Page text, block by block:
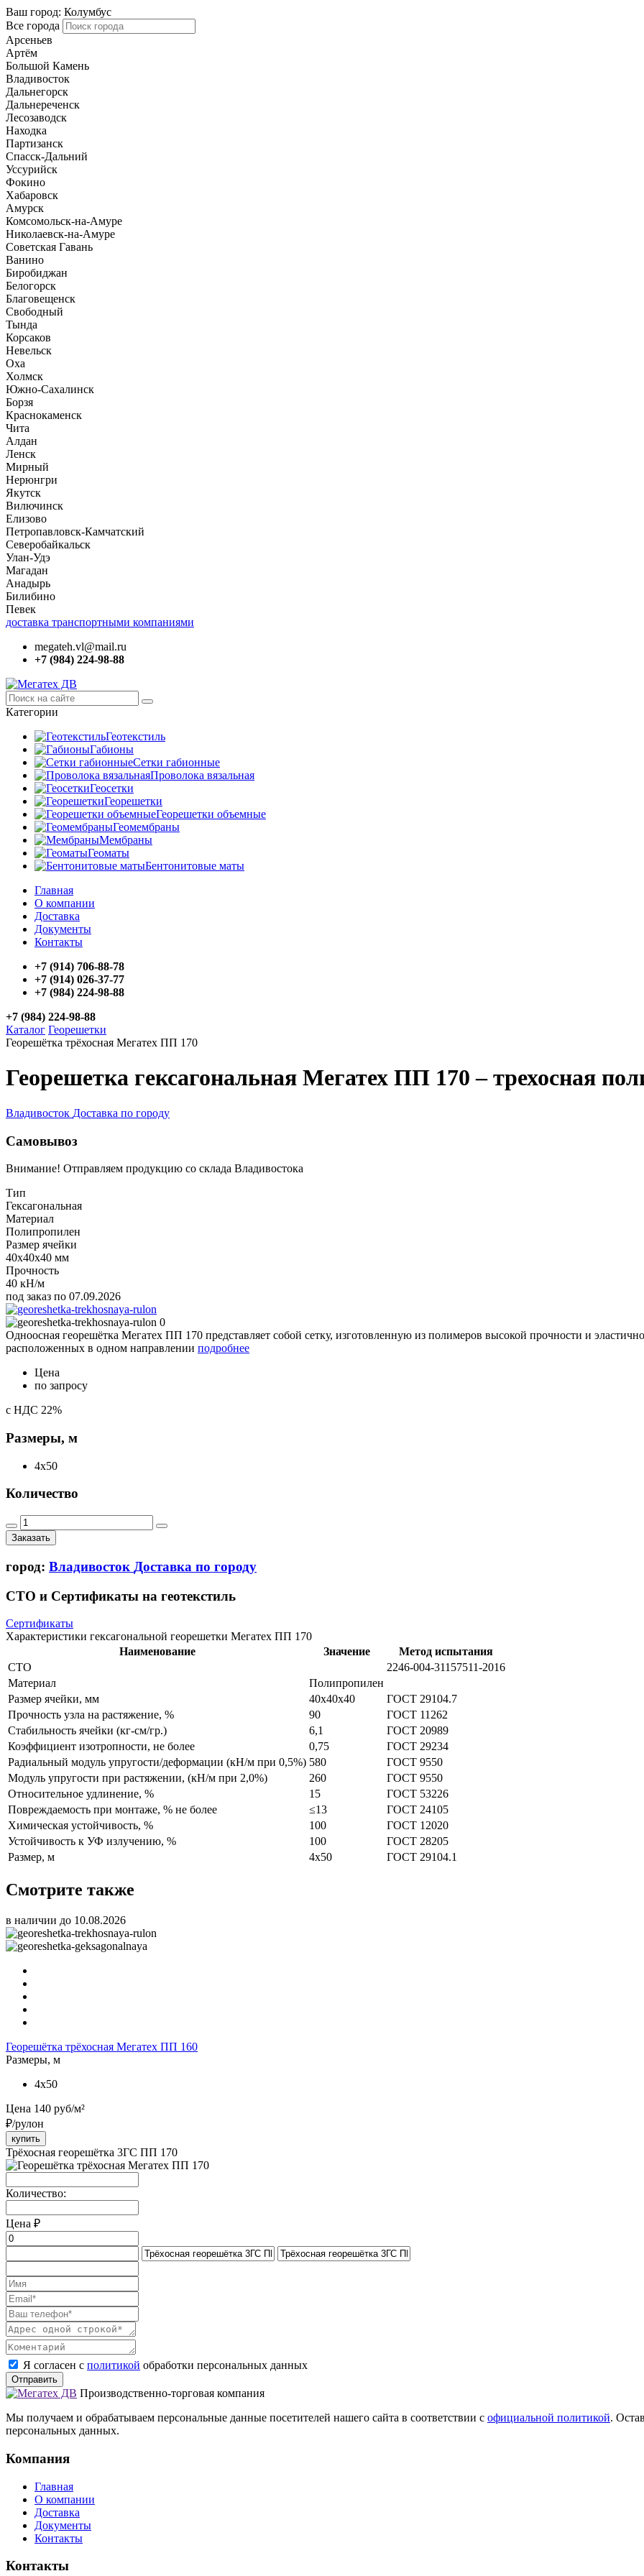
Ваш город: Колумбус
Все города
Арсеньев
Артём
Большой Камень
Владивосток
Дальнегорск
Дальнереченск
Лесозаводск
Находка
Партизанск
Спасск-Дальний
Уссурийск
Фокино
Хабаровск
Амурск
Комсомольск-на-Амуре
Николаевск-на-Амуре
Советская Гавань
Ванино
Биробиджан
Белогорск
Благовещенск
Свободный
Тында
Корсаков
Невельск
Оха
Холмск
Южно-Сахалинск
Борзя
Краснокаменск
Чита
Алдан
Ленск
Мирный
Нерюнгри
Якутск
Вилючинск
Елизово
Петропавловск-Камчатский
Северобайкальск
Улан-Удэ
Магадан
Анадырь
Билибино
Певек
доставка транспортными компаниями
megateh.vl@mail.ru
+7 (984) 224-98-88
Категории
Геотекстиль
Габионы
Сетки габионные
Проволока вязальная
Геосетки
Георешетки
Георешетки объемные
Геомембраны
Мембраны
Геоматы
Бентонитовые маты
Главная
О компании
Доставка
Документы
Контакты
+7 (914) 706-88-78
+7 (914) 026-37-77
+7 (984) 224-98-88
+7 (984) 224-98-88
Каталог Георешетки
Георешётка трёхосная Мегатех ПП 170
Георешетка гексагональная Мегатех ПП 170 – трехосная
Владивосток Доставка по городу
Самовывоз
Внимание! Отправляем продукцию со склада Владивостока
Тип
Гексагональная
Материал
Полипропилен
Размер ячейки
40x40x40 мм
Прочность
40 кН/м
под заказ по 07.09.2026
Одноосная георешётка Мегатех ПП 170 представляет собой сетку, изготовленную из полимеров высокой прочности и
расположенных в одном направлении подробнее
Цена
по запросу
с НДС 22%
Размеры, м
4x50
Количество
Заказать
город: Владивосток Доставка по городу
СТО и Сертификаты на геотекстиль
Сертификаты
Характеристики гексагональной георешетки Мегатех ПП 170
Наименование
Значение
Метод испытания
СТО
2246-004-31157511-2016
Материал
Полипропилен
Размер ячейки, мм
40х40х40
ГОСТ 29104.7
Прочность узла на растяжение, %
90
ГОСТ 11262
Стабильность ячейки (кг-см/гр.)
6,1
ГОСТ 20989
Коэффициент изотропности, не более
0,75
ГОСТ 29234
Радиальный модуль упругости/деформации (кН/м при 0,5%) 580
ГОСТ 9550
Модуль упругости при растяжении, (кН/м при 2,0%)
260
ГОСТ 9550
Относительное удлинение, %
15
ГОСТ 53226
Повреждаемость при монтаже, % не более
≤13
ГОСТ 24105
Химическая устойчивость, %
100
ГОСТ 12020
Устойчивость к УФ излучению, %
100
ГОСТ 28205
Размер, м
4х50 ГОСТ 29104.1
Смотрите также
в наличии до 10.08.2026
Георешётка трёхосная Мегатех ПП 160
Размеры, м
4x50
Цена 140 руб/м²
₽/рулон
купить
Трёхосная георешётка 3ГС ПП 170
Количество:
Цена ₽
Я согласен с политикой обработки персональных данных
Отправить
Производственно-торговая компания
Мы получаем и обрабатываем персональные данные посетителей нашего сайта в соответствии с официальной политикой.
персональных данных.
Компания
Главная
О компании
Доставка
Документы
Контакты
Контакты